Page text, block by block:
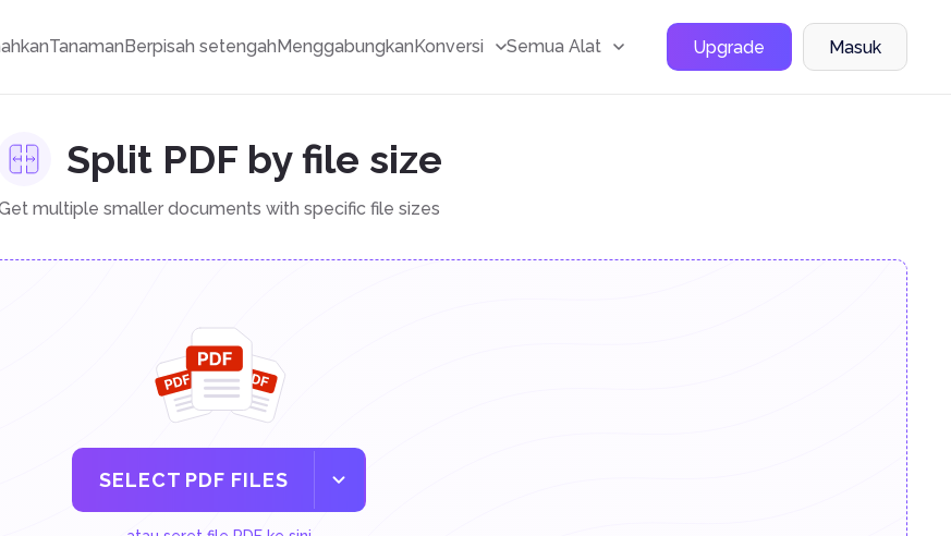
TanamanBerpisah setengahMenggabungkanKonversi Semua Alat Upgrade Masuk
Split PDF by file size
multiple smaller documents with specific file sizes
SELECT PDF FILES